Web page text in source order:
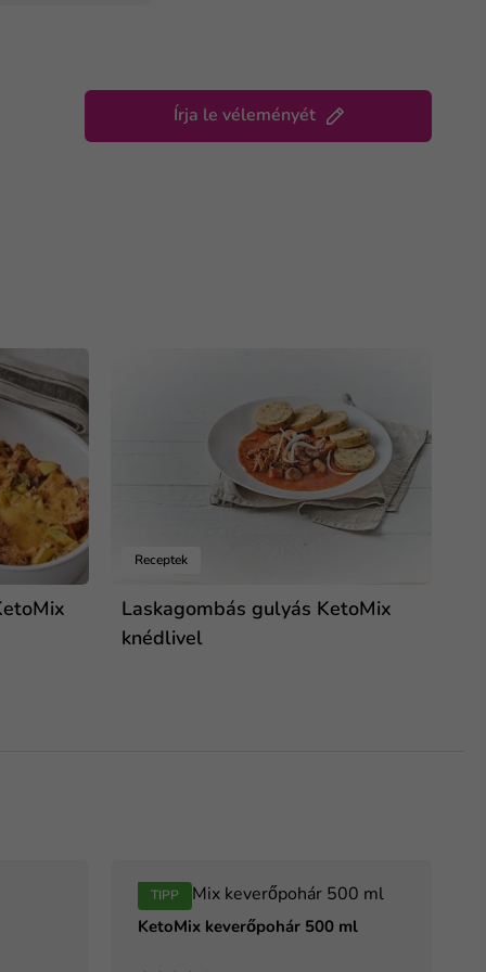
Írja le véleményét
Receptek
Laskagombás gulyás KetoMix
knédlivel
TIPP
KetoMix keverőpohár 500 ml